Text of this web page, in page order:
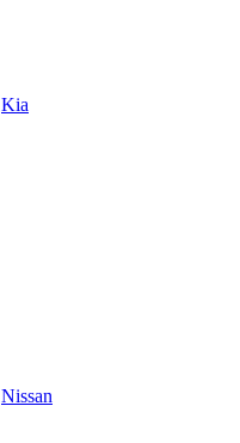
Kia
Nissan